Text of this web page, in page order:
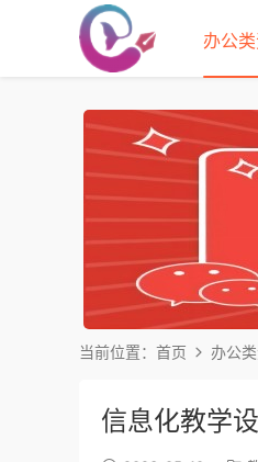
办公
当前位置： 首页 办公
信息化教学